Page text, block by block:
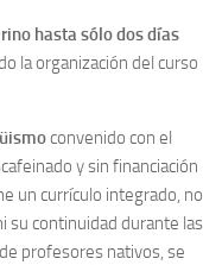
hasta sólo dos días
la organización del curso
convenido con el
y sin financiación
un currículo integrado, no
su continuidad durante las
profesores nativos, se